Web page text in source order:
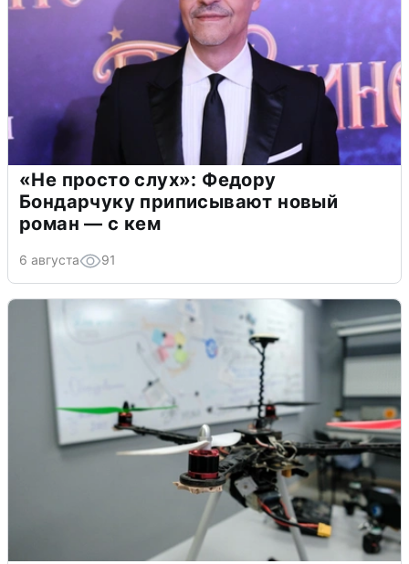
«Не просто слух»: Федору
Бондарчуку приписывают новый
роман — с кем
6 августа 91